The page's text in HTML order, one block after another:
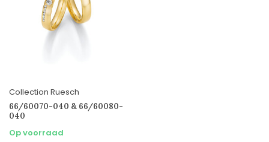
Collection Ruesch
66/60070-040 & 66/60080-
040
Op voorraad